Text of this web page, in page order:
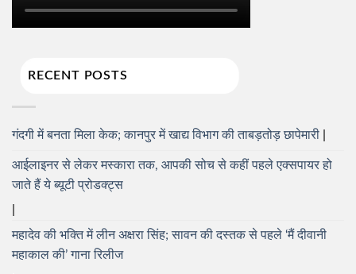
RECENT POSTS
गंदगी में बनता मिला केक; कानपुर में खाद्य विभाग की ताबड़तोड़ छापेमारी
आईलाइनर से लेकर मस्कारा तक, आपकी सोच से कहीं पहले एक्सपायर हो
जाते हैं ये ब्यूटी प्रोडक्ट्स
महादेव की भक्ति में लीन अक्षरा सिंह; सावन की दस्तक से पहले ‘मैं दीवानी
महाकाल की’ गाना रिलीज